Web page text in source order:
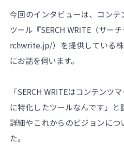
今回のインタビューは、コン
ツール『SERCH WRITE（サー
rchwrite.jp/）を提供している
にお話を伺います。
「SERCH WRITEはコンテンツ
に特化したツールなんです」
詳細やこれからのビジョンに
た。